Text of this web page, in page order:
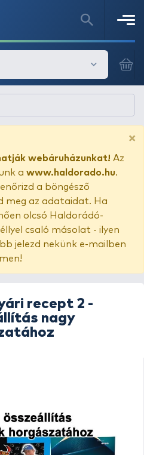
×
webáruházunkat! Az
a www.haldorado.hu.
a böngésző
meg az adataidat. Ha
olcsó Haldorádó-
csaló másolat - ilyen
jelezd nekünk e-mailben
recept 2 -
nagy